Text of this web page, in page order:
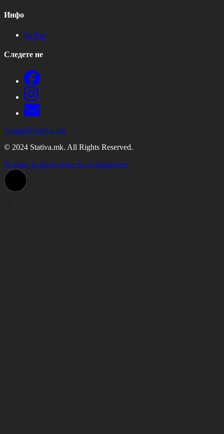
Инфо
За Нас
Следете не
contact@stativa.mk
© 2024 Stativa.mk. All Rights Reserved.
Услови за користење на содржините